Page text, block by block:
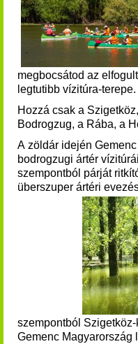
megbocsátod az
legtutibb vízitúra-terepe.
Hozzá csak a
Bodrogzug, a Rába, a
A zöldár idején
bodrogzugi ártér
szempontból párját
überszuper ártéri
szempontból
Gemenc Magyarország